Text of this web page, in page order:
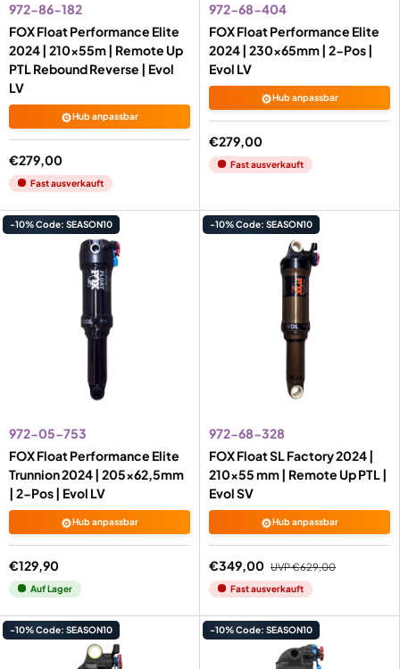
972-86-182
FOX Float Performance Elite
2024 | 210x55m | Remote Up
PTL Rebound Reverse | Evol
LV
⚙️Hub anpassbar
€279,00
Fast ausverkauft
972-68-404
FOX Float Performance Elite
2024 | 230x65mm | 2-Pos |
Evol LV
⚙️Hub anpassbar
€279,00
Fast ausverkauft
-10% Code: SEASON10
972-05-753
FOX Float Performance Elite
Trunnion 2024 | 205x62,5mm
| 2-Pos | Evol LV
⚙️Hub anpassbar
€129,90
Auf Lager
-10% Code: SEASON10
972-68-328
FOX Float SL Factory 2024 |
210x55 mm | Remote Up PTL |
Evol SV
⚙️Hub anpassbar
€349,00 UVP€629,00
Fast ausverkauft
-10% Code: SEASON10 -10% Code: SEASON10